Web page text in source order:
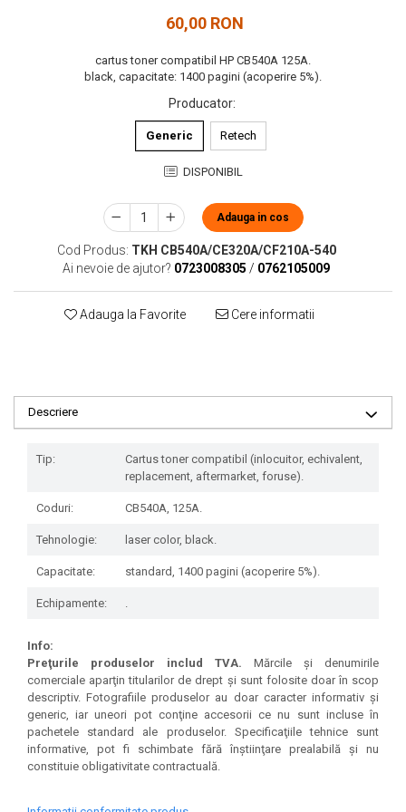
60,00 RON
cartus toner compatibil HP CB540A 125A.
black, capacitate: 1400 pagini (acoperire 5%).
Producator:
Generic Retech
DISPONIBIL
Adauga in cos
Cod Produs: TKH CB540A/CE320A/CF210A-540
Ai nevoie de ajutor? 0723008305 / 0762105009
Adauga la Favorite Cere informatii
Descriere
Tip:
Cartus toner compatibil (inlocuitor, echivalent,
replacement, aftermarket, foruse).
Coduri: CB540A, 125A.
Tehnologie: laser color, black.
Capacitate: standard, 1400 pagini (acoperire 5%).
Echipamente:
Info:
Preţurile produselor includ TVA. Mărcile şi denumirile
comerciale aparţin titularilor de drept şi sunt folosite doar în scop
descriptiv. Fotografiile produselor au doar caracter informativ şi
generic, iar uneori pot conţine accesorii ce nu sunt incluse în
pachetele standard ale produselor. Specificaţiile tehnice sunt
informative, pot fi schimbate fără înştiinţare prealabilă şi nu
constituie obligativitate contractuală.